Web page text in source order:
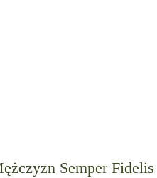
Semper Fidelis